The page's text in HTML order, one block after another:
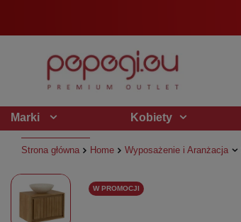
Marki Kobiety
Strona główna Home Wyposażenie i Aranżacja
W PROMOCJI